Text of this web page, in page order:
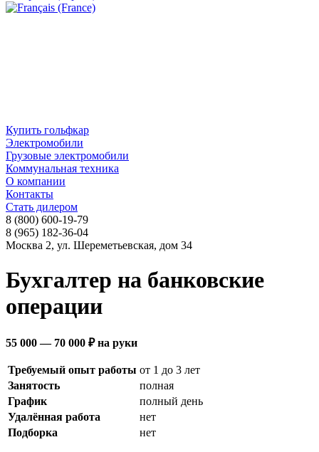
Купить гольфкар
Электромобили
Грузовые электромобили
Коммунальная техника
О компании
Контакты
Стать дилером
8 (800) 600-19-79
8 (965) 182-36-04
Москва 2, ул. Шереметьевская, дом 34
Бухгалтер на банковские
операции
55 000 — 70 000 ₽ на руки
Требуемый опыт работы от 1 до 3 лет
Занятость
полная
График
полный день
Удалённая работа
нет
Подборка
нет